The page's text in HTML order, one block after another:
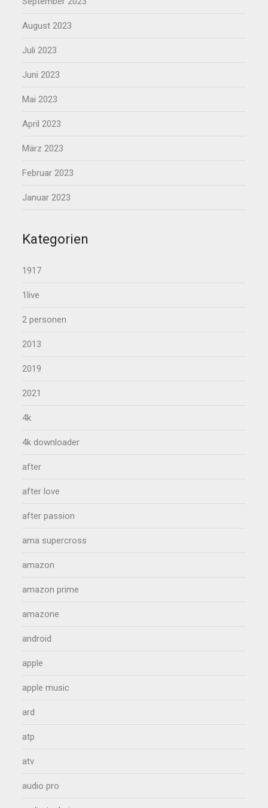
August 2023
Juli 2023
Juni 2023
Mai 2023
April 2023
März 2023
Februar 2023
Januar 2023
Kategorien
1917
1live
2 personen
2013
2019
2021
4k
4k downloader
after
after love
after passion
ama supercross
amazon
amazon prime
amazone
android
apple
apple music
ard
atp
atv
audio pro